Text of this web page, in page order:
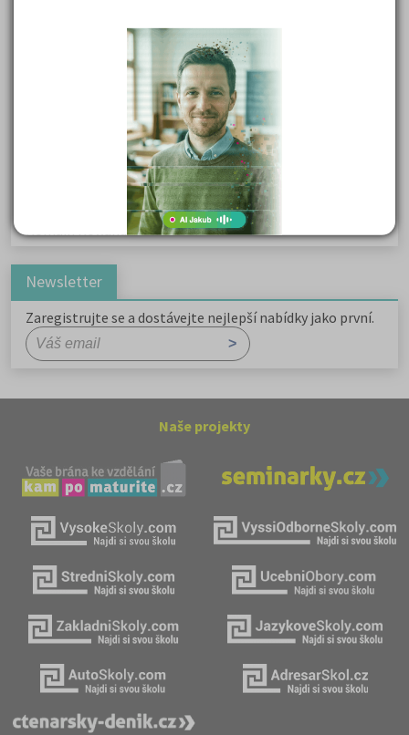
Kritika hry M. L. King v Salesiánském divadle
Důležité reakce organických sloučenin a jejich význam
Zákonitosti v elektronové struktuře
Základní charakteristiky obyvatelstva a geografie sídel
Karel Hynek Mácha: Máj
Karel Havlíček Borovský: Tyrolské elegie
Romain Rolland: Petr a Lucie
Newsletter
Zaregistrujte se a dostávejte nejlepší nabídky jako první.
Naše projekty